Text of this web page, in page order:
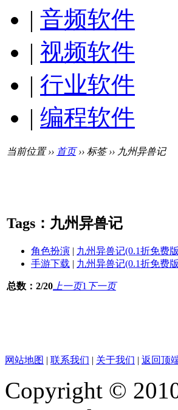
| 音频软件
| 视频软件
| 行业软件
| 编程软件
当前位置 ›› 首页›› 标签 ›› 九州异兽记
Tags：九州异兽记
角色扮演 | 九州异兽记(0.1折免费
手游下载 | 九州异兽记(0.1折免费
总数：2/20 上一页1 下一页
网站地图 | 联系我们 | 关于我们 | 返回顶
Copyright ©